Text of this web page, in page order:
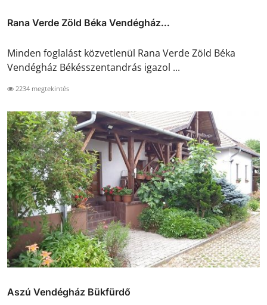
Rana Verde Zöld Béka Vendégház...
Minden foglalást közvetlenül Rana Verde Zöld Béka
Vendégház Békésszentandrás igazol ...
2234 megtekintés
Aszú Vendégház Bükfürdő